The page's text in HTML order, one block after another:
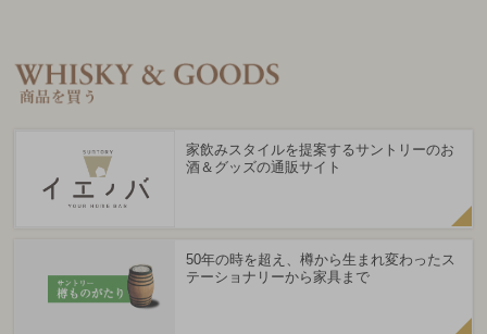
家飲みスタイルを提案するサントリーのお
酒＆グッズの通販サイト
50年の時を超え、樽から生まれ変わったス
テーショナリーから家具まで